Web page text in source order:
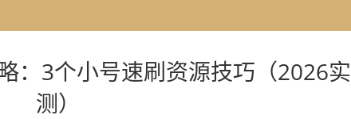
：3个小号速刷资源技巧（2026实
测）